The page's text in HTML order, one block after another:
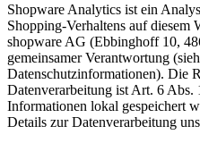
Shopware Analytics ist ein
Shopping-Verhaltens auf diesem
shopware AG (Ebbinghoff 10,
gemeinsamer Verantwortung
Datenschutzinformationen). Die
Datenverarbeitung ist Art. 6
Informationen lokal gespeichert
Details zur Datenverarbeitung